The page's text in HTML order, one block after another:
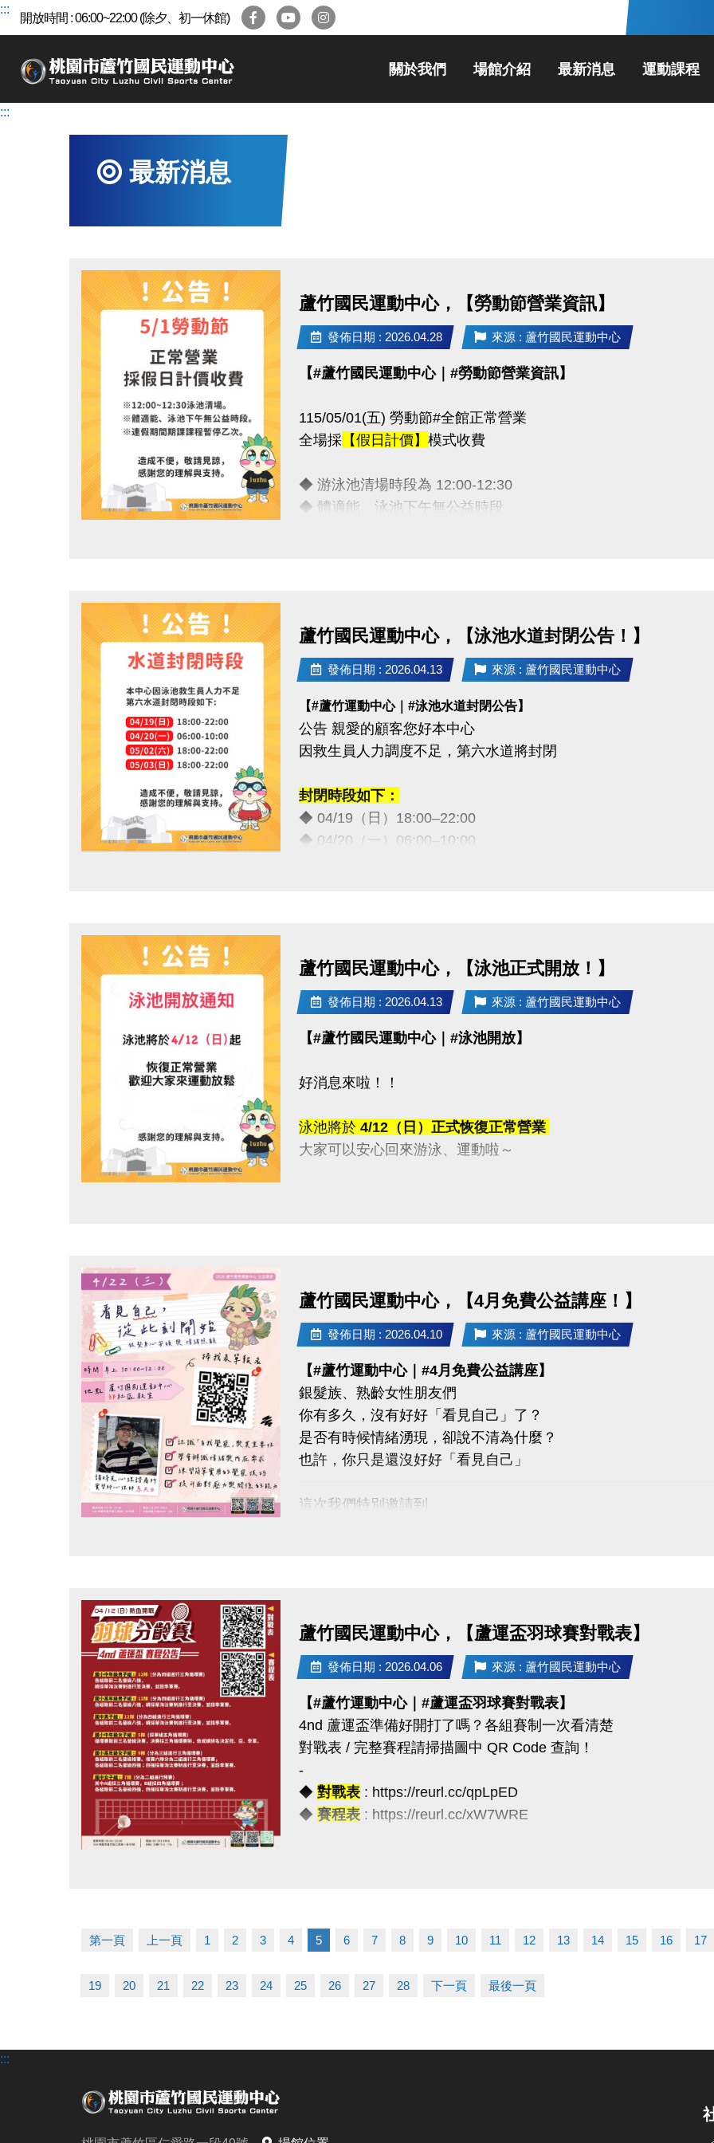
跳
區
:::
開放時間 : 06:00~22:00 (除夕、初一休館)
關於我們 場館介紹 最新消息 運動課程
:::
最新消息
蘆竹國民運動中心，【勞動節營業資訊】
發佈日期 : 2026.04.28 來源 : 蘆竹國民運動中心
【#蘆竹國民運動中心｜#勞動節營業資訊】
115/05/01(五) 勞動節#全館正常營業
全場採【假日計價】 模式收費
◆ 游泳池清場時段為 12:00-12:30
◆ 體適能、泳池下午無公益時段
-洽詢專線：03-2639066 #111
-官網 : https://www.lzsports.com.tw/zh_TW/news/pageID/1/
-FB : 桃園市蘆竹國民運動中心
-IG : @luzhusports
蘆竹國民運動中心，【泳池水道封閉公告！】
發佈日期 : 2026.04.13 來源 : 蘆竹國民運動中心
【#蘆竹運動中心｜#泳池水道封閉公告】
公告 親愛的顧客您好本中心
因救生員人力調度不足，第六水道將封閉
封閉時段如下：
◆ 04/19（日）18:00–22:00
◆ 04/20（一）06:00–10:00
連絡資訊
-洽詢專線：03-2639066 #115、116
-官網 : https://www.lzsports.com.tw/zh_TW/news/pageID/1/
-FB : 桃園市蘆竹國民運動中心
蘆竹國民運動中心，【泳池正式開放！】
發佈日期 : 2026.04.13 來源 : 蘆竹國民運動中心
【#蘆竹國民運動中心｜#泳池開放】
好消息來啦！！
泳池將於4/12（日）正式恢復正常營業
大家可以安心回來游泳、運動啦～
-官網 : https://www.lzsports.com.tw/zh_TW/news/pageID/1/
-FB : 桃園市蘆竹國民運動中心
-IG : @luzhusports
蘆竹國民運動中心，【4月免費公益講座！】
發佈日期 : 2026.04.10 來源 : 蘆竹國民運動中心
【#蘆竹運動中心｜#4月免費公益講座】
銀髮族、熟齡女性朋友們
你有多久，沒有好好「看見自己」了？
是否有時候情緒湧現，卻說不清為什麼？
也許，你只是還沒好好「看見自己」
這次我們特別邀請到
◎ 學會辨識情緒與內在需求
◎ 練習簡單實用的覺察技巧
◎ 提升面對壓力與關係的能力
◆時間｜4/22 (三) 早上 10:00－12:00
◆地點｜蘆竹國民運動中心 3樓社區教室
◆洽詢專線｜03-2639066 #106
-
◆公益免費講座・限額30位
蘆竹國民運動中心，【蘆運盃羽球賽對戰表】
發佈日期 : 2026.04.06 來源 : 蘆竹國民運動中心
【#蘆竹運動中心｜#蘆運盃羽球賽對戰表】
4nd 蘆運盃準備好開打了嗎？各組賽制一次看清楚
對戰表 / 完整賽程請掃描圖中 QR Code 查詢！
-
◆ 對戰表: https://reurl.cc/qpLpED
◆ 賽程表: https://reurl.cc/xW7WRE
（三）超過比賽時間 3 分鐘未出賽者，以棄權論（以大會掛鐘為
（四）為使比賽順利進行，大會有權調度場地安排及出場順序，
（六）如有未盡事宜，依現場公告為主。
第一頁 上一頁 1 2 3 4 5 6 7 8 9 10 11 12 13 14 15 16 17
19 20 21 22 23 24 25 26 27 28 下一頁 最後一頁
:::